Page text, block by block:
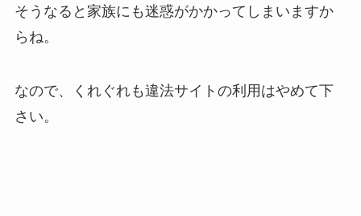
そうなると家族にも迷惑がかかってしまいますか
らね。
なので、くれぐれも違法サイトの利用はやめて下
さい。